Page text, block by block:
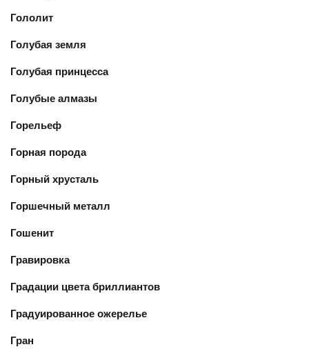
Гололит
Голубая земля
Голубая принцесса
Голубые алмазы
Горельеф
Горная порода
Горный хрусталь
Горшечный металл
Гошенит
Гравировка
Градации цвета бриллиантов
Градуированное ожерелье
Гран